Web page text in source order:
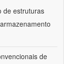
de estruturas
de